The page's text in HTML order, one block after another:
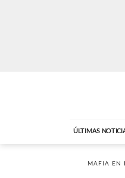
ÚLTIMAS
MAFIA EN